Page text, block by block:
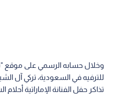
وخلال حسابه الرسمي على موقع
للترفيه في السعودية، تركي آل
تذاكر حفل الفنانة الإماراتية